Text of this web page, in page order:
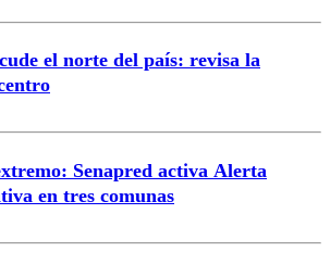
el norte del país: revisa la
Senapred activa Alerta
en tres comunas